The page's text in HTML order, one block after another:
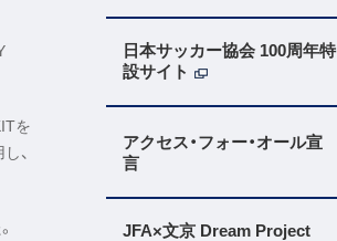
を
、
日本サッカー協会 100周年特
設サイト
アクセス・フォー・オール宣
言
JFA×文京 Dream Project